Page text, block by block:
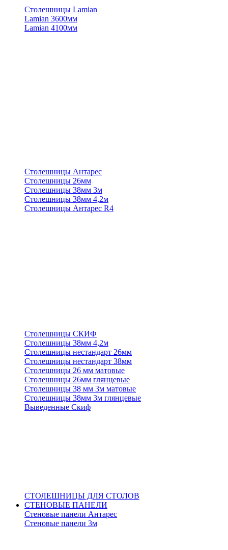
Столешницы Lamian
Lamian 3600мм
Lamian 4100мм
Столешницы Антарес
Столешницы 26мм
Столешницы 38мм 3м
Столешницы 38мм 4,2м
Столешницы Антарес R4
Столешницы СКИФ
Столешницы 38мм 4,2м
Столешницы нестандарт 26мм
Столешницы нестандарт 38мм
Столешницы 26 мм матовые
Столешницы 26мм глянцевые
Столешницы 38 мм 3м матовые
Столешницы 38мм 3м глянцевые
Выведенные Скиф
СТОЛЕШНИЦЫ ДЛЯ СТОЛОВ
СТЕНОВЫЕ ПАНЕЛИ
Стеновые панели Антарес
Стеновые панели 3м